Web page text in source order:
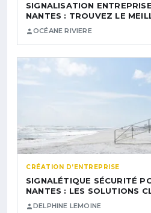
SIGNALISATION
NANTES : TROUVEZ LE
OCÉANE RIVIERE
CRÉATION D’ENTREPRISE
SIGNALÉTIQUE SÉCURITÉ
NANTES : LES SOLUTIONS
DELPHINE LEMOINE